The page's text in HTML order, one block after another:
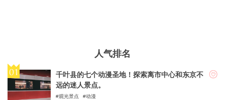
人气排名
千叶县的七个动漫圣地！探索离市中心和东京不
远的迷人景点。
观光景点 动漫